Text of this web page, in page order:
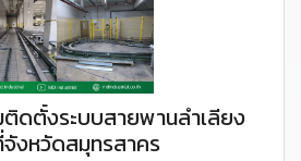
ดตั้งระบบสายพานลำเลียง
จังหวัดสมุทรสาคร